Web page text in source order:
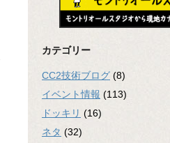
カテゴリー
CC2技術ブログ (8)
イベント情報 (113)
ドッキリ (16)
ネタ (32)